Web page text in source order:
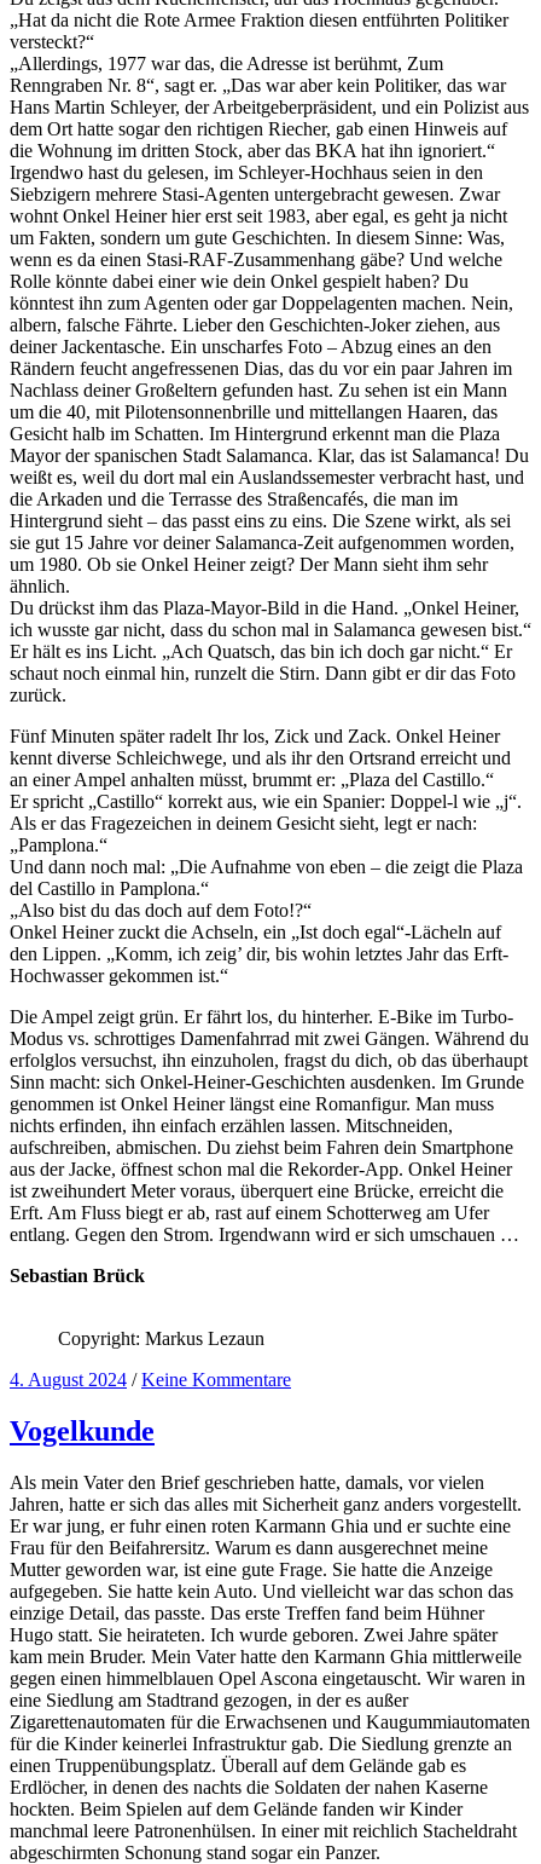
„Hat da nicht die Rote Armee Fraktion diesen entführten Politiker
versteckt?“
„Allerdings, 1977 war das, die Adresse ist berühmt, Zum
Renngraben Nr. 8“, sagt er. „Das war aber kein Politiker, das war
Hans Martin Schleyer, der Arbeitgeberpräsident, und ein Polizist aus
dem Ort hatte sogar den richtigen Riecher, gab einen Hinweis auf
die Wohnung im dritten Stock, aber das BKA hat ihn ignoriert.“
Irgendwo hast du gelesen, im Schleyer-Hochhaus seien in den
Siebzigern mehrere Stasi-Agenten untergebracht gewesen. Zwar
wohnt Onkel Heiner hier erst seit 1983, aber egal, es geht ja nicht
um Fakten, sondern um gute Geschichten. In diesem Sinne: Was,
wenn es da einen Stasi-RAF-Zusammenhang gäbe? Und welche
Rolle könnte dabei einer wie dein Onkel gespielt haben? Du
könntest ihn zum Agenten oder gar Doppelagenten machen. Nein,
albern, falsche Fährte. Lieber den Geschichten-Joker ziehen, aus
deiner Jackentasche. Ein unscharfes Foto – Abzug eines an den
Rändern feucht angefressenen Dias, das du vor ein paar Jahren im
Nachlass deiner Großeltern gefunden hast. Zu sehen ist ein Mann
um die 40, mit Pilotensonnenbrille und mittellangen Haaren, das
Gesicht halb im Schatten. Im Hintergrund erkennt man die Plaza
Mayor der spanischen Stadt Salamanca. Klar, das ist Salamanca! Du
weißt es, weil du dort mal ein Auslandssemester verbracht hast, und
die Arkaden und die Terrasse des Straßencafés, die man im
Hintergrund sieht – das passt eins zu eins. Die Szene wirkt, als sei
sie gut 15 Jahre vor deiner Salamanca-Zeit aufgenommen worden,
um 1980. Ob sie Onkel Heiner zeigt? Der Mann sieht ihm sehr
ähnlich.
Du drückst ihm das Plaza-Mayor-Bild in die Hand. „Onkel Heiner,
ich wusste gar nicht, dass du schon mal in Salamanca gewesen bist.“
Er hält es ins Licht. „Ach Quatsch, das bin ich doch gar nicht.“ Er
schaut noch einmal hin, runzelt die Stirn. Dann gibt er dir das Foto
zurück.
Fünf Minuten später radelt Ihr los, Zick und Zack. Onkel Heiner
kennt diverse Schleichwege, und als ihr den Ortsrand erreicht und
an einer Ampel anhalten müsst, brummt er: „Plaza del Castillo.“
Er spricht „Castillo“ korrekt aus, wie ein Spanier: Doppel-l wie „j“.
Als er das Fragezeichen in deinem Gesicht sieht, legt er nach:
„Pamplona.“
Und dann noch mal: „Die Aufnahme von eben – die zeigt die Plaza
del Castillo in Pamplona.“
„Also bist du das doch auf dem Foto!?“
Onkel Heiner zuckt die Achseln, ein „Ist doch egal“-Lächeln auf
den Lippen. „Komm, ich zeig’ dir, bis wohin letztes Jahr das Erft-
Hochwasser gekommen ist.“
Die Ampel zeigt grün. Er fährt los, du hinterher. E-Bike im Turbo-
Modus vs. schrottiges Damenfahrrad mit zwei Gängen. Während du
erfolglos versuchst, ihn einzuholen, fragst du dich, ob das überhaupt
Sinn macht: sich Onkel-Heiner-Geschichten ausdenken. Im Grunde
genommen ist Onkel Heiner längst eine Romanfigur. Man muss
nichts erfinden, ihn einfach erzählen lassen. Mitschneiden,
aufschreiben, abmischen. Du ziehst beim Fahren dein Smartphone
aus der Jacke, öffnest schon mal die Rekorder-App. Onkel Heiner
ist zweihundert Meter voraus, überquert eine Brücke, erreicht die
Erft. Am Fluss biegt er ab, rast auf einem Schotterweg am Ufer
entlang. Gegen den Strom. Irgendwann wird er sich umschauen …
Sebastian Brück
Copyright: Markus Lezaun
4. August 2024 / Keine Kommentare
Vogelkunde
Als mein Vater den Brief geschrieben hatte, damals, vor vielen
Jahren, hatte er sich das alles mit Sicherheit ganz anders vorgestellt.
Er war jung, er fuhr einen roten Karmann Ghia und er suchte eine
Frau für den Beifahrersitz. Warum es dann ausgerechnet meine
Mutter geworden war, ist eine gute Frage. Sie hatte die Anzeige
aufgegeben. Sie hatte kein Auto. Und vielleicht war das schon das
einzige Detail, das passte. Das erste Treffen fand beim Hühner
Hugo statt. Sie heirateten. Ich wurde geboren. Zwei Jahre später
kam mein Bruder. Mein Vater hatte den Karmann Ghia mittlerweile
gegen einen himmelblauen Opel Ascona eingetauscht. Wir waren in
eine Siedlung am Stadtrand gezogen, in der es außer
Zigarettenautomaten für die Erwachsenen und Kaugummiautomaten
für die Kinder keinerlei Infrastruktur gab. Die Siedlung grenzte an
einen Truppenübungsplatz. Überall auf dem Gelände gab es
Erdlöcher, in denen des nachts die Soldaten der nahen Kaserne
hockten. Beim Spielen auf dem Gelände fanden wir Kinder
manchmal leere Patronenhülsen. In einer mit reichlich Stacheldraht
abgeschirmten Schonung stand sogar ein Panzer.